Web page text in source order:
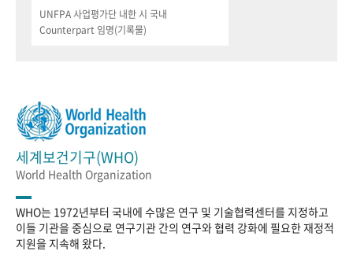
UNFPA 사업평가단 내한 시 국내
Counterpart 임명(기록물)
세계보건기구(WHO)
World Health Organization
WHO는 1972년부터 국내에 수많은 연구 및 기술협력센터를 지정하고
이들 기관을 중심으로 연구기관 간의 연구와 협력 강화에 필요한 재정적
지원을 지속해 왔다.